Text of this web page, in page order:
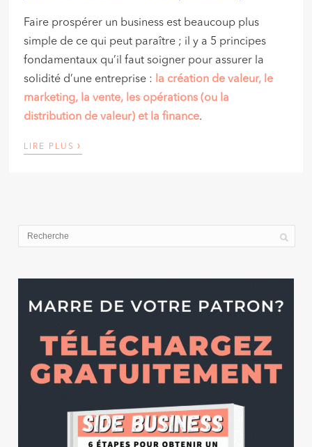
Faire prospérer un business est beaucoup plus
simple de ce qui peut paraître ; il y a 5 principes
fondamentaux qu’il faut soigner pour assurer la
solidité d’une entreprise :
la création de valeur, le
marketing, la vente, les opérations (ou la
distribution de valeur) et la finance.
LIRE PLUS ›